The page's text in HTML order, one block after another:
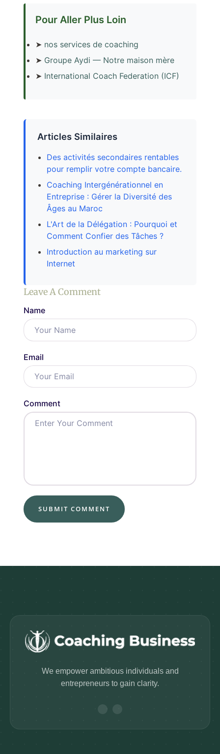
Pour Aller Plus Loin
➤ nos services de coaching
➤ Groupe Aydi — Notre maison mère
➤ International Coach Federation (ICF)
Articles Similaires
Des activités secondaires rentables
pour remplir votre compte bancaire.
Coaching Intergénérationnel en
Entreprise : Gérer la Diversité des
Âges au Maroc
L'Art de la Délégation : Pourquoi et
Comment Confier des Tâches ?
Introduction au marketing sur
Internet
Leave A Comment
Name
Email
Comment
We empower ambitious individuals and
entrepreneurs to gain clarity.